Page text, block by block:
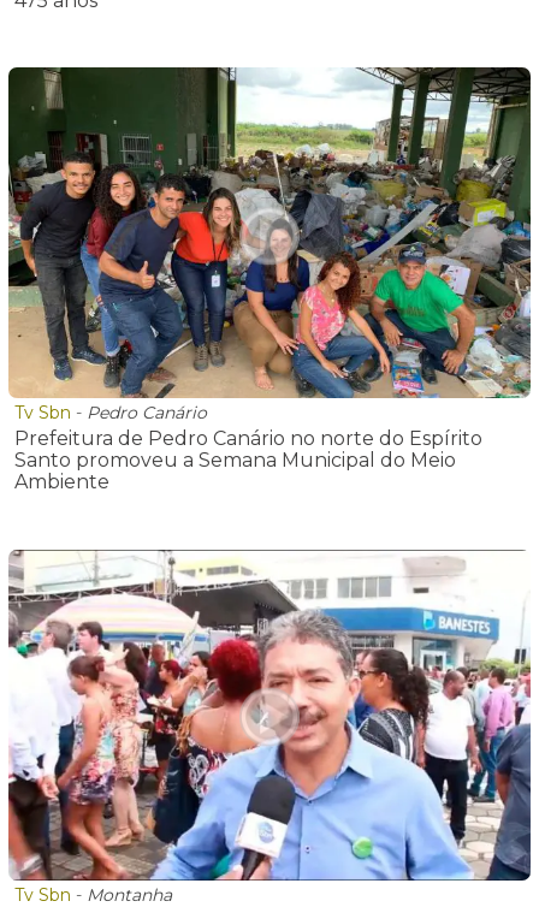
Tv Sbn - Pedro Canário
Prefeitura de Pedro Canário no norte do Espírito
Santo promoveu a Semana Municipal do Meio
Ambiente
Tv Sbn - Montanha